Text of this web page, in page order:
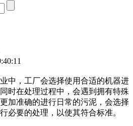
，工厂会选择使用合适的机器进
时在处理过程中，会遇到拥有特殊
加准确的进行日常的污泥，会选择
必要的处理，以使其符合标准。